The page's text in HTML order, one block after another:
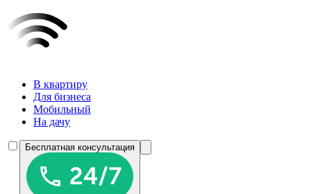
В квартиру
Для бизнеса
Мобильный
На дачу
Бесплатная консультация